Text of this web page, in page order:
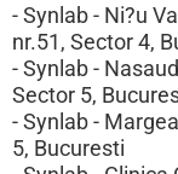
- Synlab - Ni?u
nr.51, Sector 4,
- Synlab -
Sector 5,
- Synlab -
5, Bucuresti